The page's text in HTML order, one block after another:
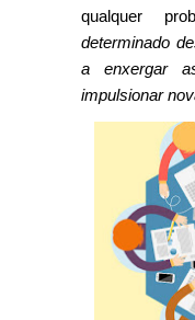
qualquer
determinado
a enxergar
impulsionar